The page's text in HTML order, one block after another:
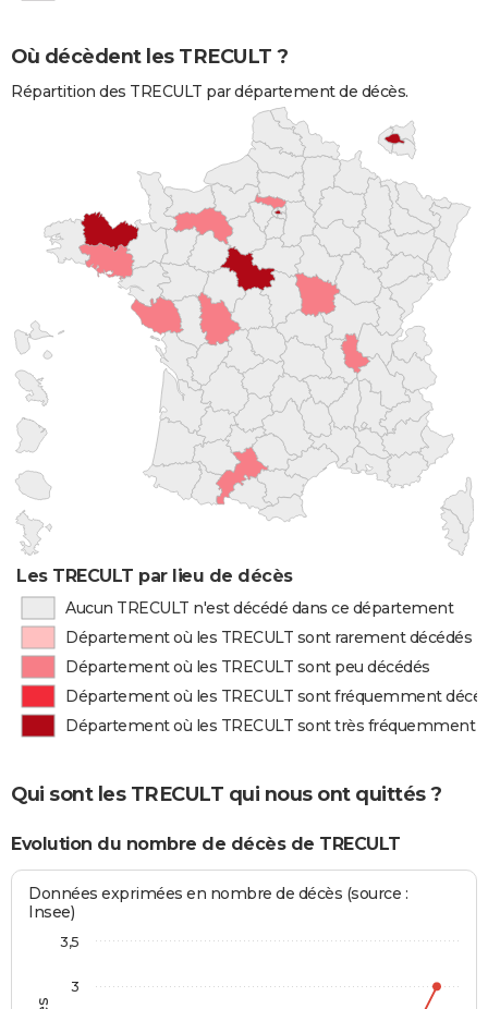
Où décèdent les TRECULT ?
Répartition des TRECULT par département de décès.
Les TRECULT par lieu de décès
Aucun TRECULT n'est décédé dans ce département
Département où les TRECULT sont rarement décédés
Département où les TRECULT sont peu décédés
Département où les TRECULT sont fréquemment
Département où les TRECULT sont très fréquemment
Qui sont les TRECULT qui nous ont quittés ?
Evolution du nombre de décès de TRECULT
Données exprimées en nombre de décès (source :
Insee)
3
3,5